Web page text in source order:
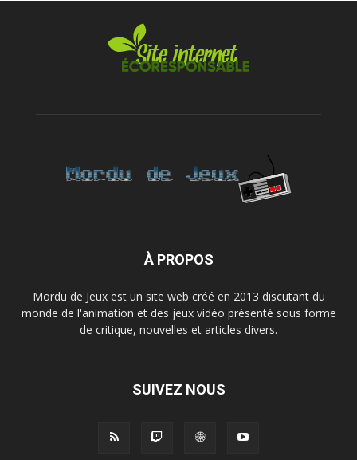
À PROPOS
Mordu de Jeux est un site web créé en 2013 discutant du
monde de l'animation et des jeux vidéo présenté sous forme
de critique, nouvelles et articles divers.
SUIVEZ NOUS